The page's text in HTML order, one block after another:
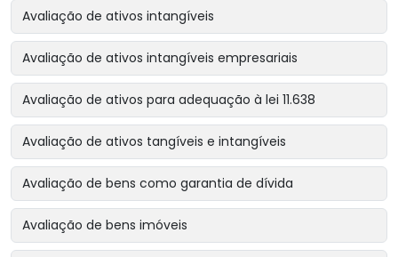
Avaliação de ativos intangíveis
Avaliação de ativos intangíveis empresariais
Avaliação de ativos para adequação à lei 11.638
Avaliação de ativos tangíveis e intangíveis
Avaliação de bens como garantia de dívida
Avaliação de bens imóveis